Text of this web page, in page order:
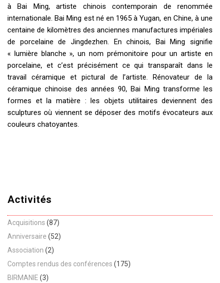
à Bai Ming, artiste chinois contemporain de renommée
internationale. Bai Ming est né en 1965 à Yugan, en Chine, à une
centaine de kilomètres des anciennes manufactures impériales
de porcelaine de Jingdezhen. En chinois, Bai Ming signifie
« lumière blanche », un nom prémonitoire pour un artiste en
porcelaine, et c’est précisément ce qui transparaît dans le
travail céramique et pictural de l’artiste. Rénovateur de la
céramique chinoise des années 90, Bai Ming transforme les
formes et la matière : les objets utilitaires deviennent des
sculptures où viennent se déposer des motifs évocateurs aux
couleurs chatoyantes.
Activités
Acquisitions (87)
Anniversaire (52)
Association (2)
Comptes rendus des conférences (175)
BIRMANIE (3)